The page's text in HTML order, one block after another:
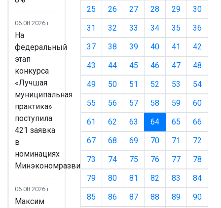
06.08.2026 г
На
федеральный
этап
конкурса
«Лучшая
муниципальная
практика»
поступила
421 заявка
в
номинациях
Минэкономразвития
06.08.2026 г
Максим
25
26 27 28 29
30
31
32 33 34 35
36
37
38 39 40 41
42
43
44 45 46 47
48
49
50 51 52 53
54
55
56 57 58 59
60
61
62 63 64 (текущая)
65
66
67
68 69 70 71
72
73
74 75 76 77
78
79
80 81 82 83
84
85
86 87 88 89
90